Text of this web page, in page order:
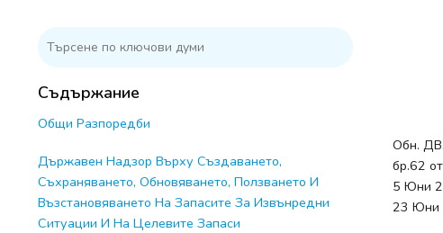
Съдържание
Общи Разпоредби
Държавен Надзор Върху Създаването,
Съхраняването, Обновяването, Ползването И
Възстановяването На Запасите За Извънредни
Ситуации И На Целевите Запаси
Обн.
бр.62
5 Юни
23 Юни